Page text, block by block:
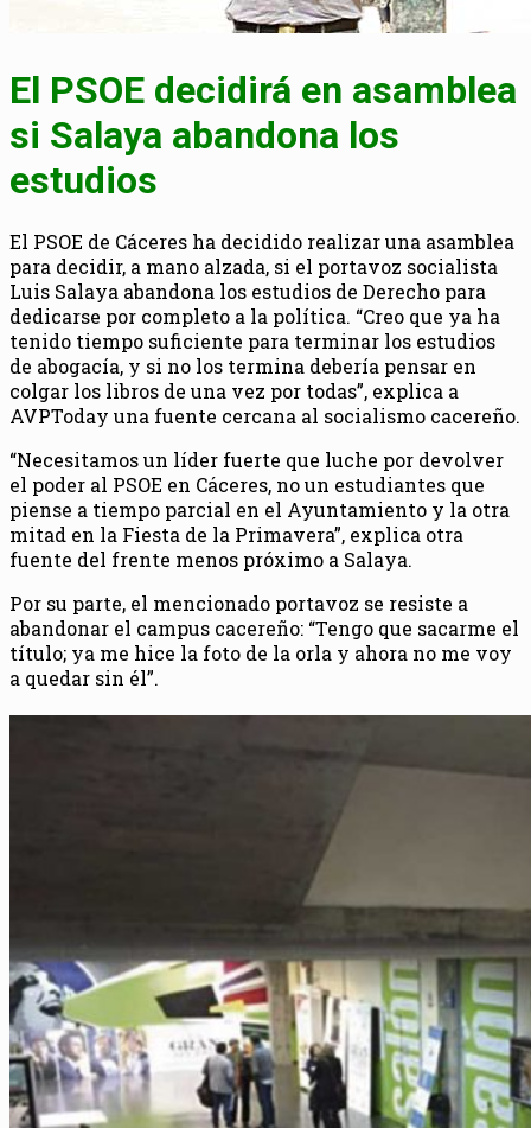
El PSOE decidirá en asamblea
si Salaya abandona los
estudios
El PSOE de Cáceres ha decidido realizar una asamblea
para decidir, a mano alzada, si el portavoz socialista
Luis Salaya abandona los estudios de Derecho para
dedicarse por completo a la política. “Creo que ya ha
tenido tiempo suficiente para terminar los estudios
de abogacía, y si no los termina debería pensar en
colgar los libros de una vez por todas”, explica a
AVPToday una fuente cercana al socialismo cacereño.
“Necesitamos un líder fuerte que luche por devolver
el poder al PSOE en Cáceres, no un estudiantes que
piense a tiempo parcial en el Ayuntamiento y la otra
mitad en la Fiesta de la Primavera”, explica otra
fuente del frente menos próximo a Salaya.
Por su parte, el mencionado portavoz se resiste a
abandonar el campus cacereño: “Tengo que sacarme el
título; ya me hice la foto de la orla y ahora no me voy
a quedar sin él”.